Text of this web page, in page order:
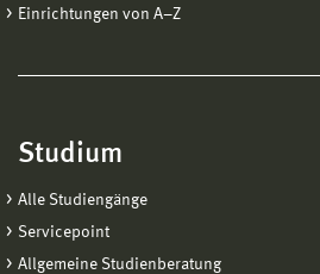
Einrichtungen von A−Z
Studium
Alle Studiengänge
Servicepoint
Allgemeine Studienberatung